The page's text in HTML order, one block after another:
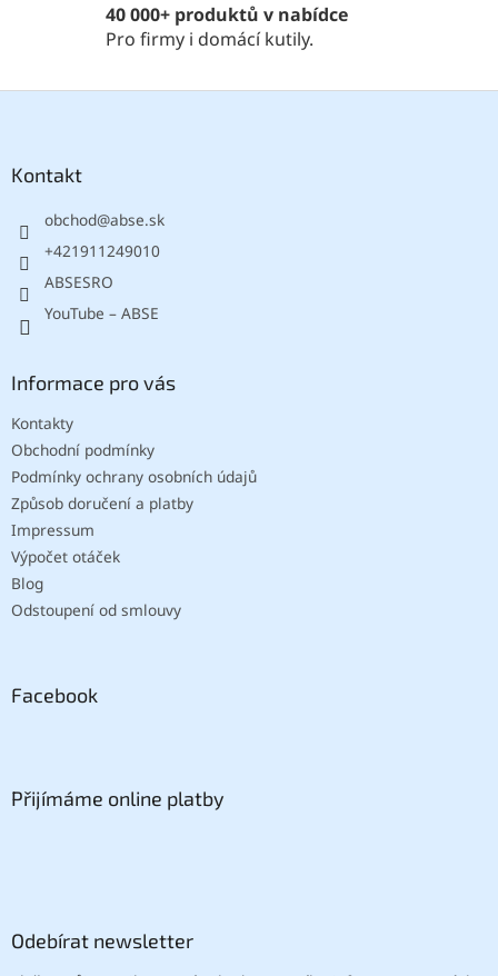
40 000+ produktů v nabídce
Pro firmy i domácí kutily.
Kontakt
obchod@abse.sk
+421911249010
ABSESRO
YouTube – ABSE
Informace pro vás
Kontakty
Obchodní podmínky
Podmínky ochrany osobních údajů
Způsob doručení a platby
Impressum
Výpočet otáček
Blog
Odstoupení od smlouvy
Facebook
Přijímáme online platby
Odebírat newsletter